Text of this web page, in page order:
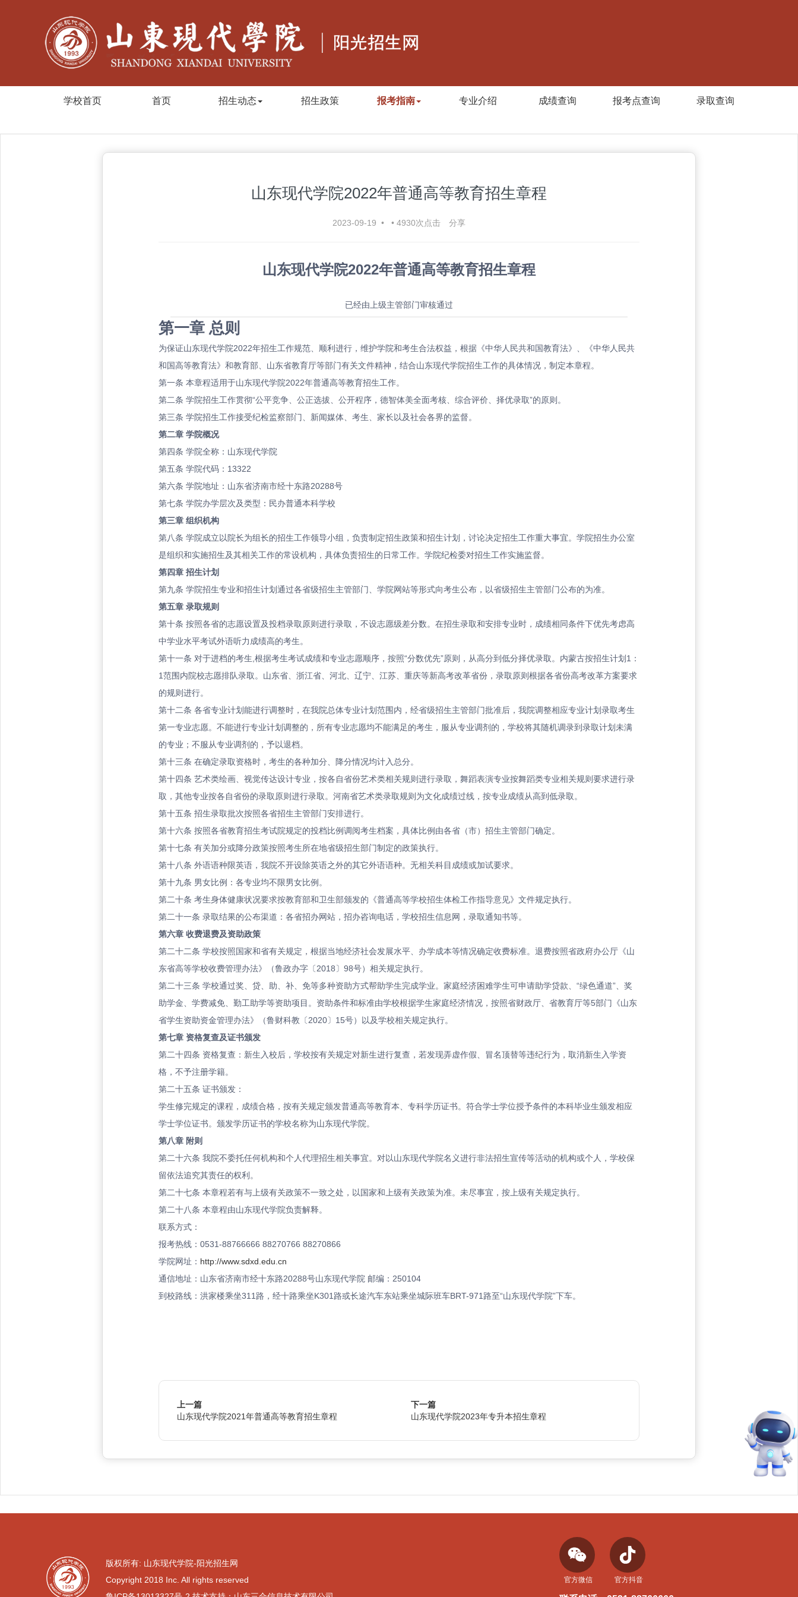
学校首页 首页 招生动态 招生政策 报考指南 专业介绍 成绩查询 报考点查询 录取查询
山东现代学院2022年普通高等教育招生章程
2023-09-19 • • 4930次点击 分享
山东现代学院2022年普通高等教育招生章程
已经由上级主管部门审核通过
第一章 总则
为保证山东现代学院2022年招生工作规范、顺利进行，维护学院和考生合法权益，根据《中华人民共和国教育法》、《中华人民共
和国高等教育法》和教育部、山东省教育厅等部门有关文件精神，结合山东现代学院招生工作的具体情况，制定本章程。
第一条 本章程适用于山东现代学院2022年普通高等教育招生工作。
第二条 学院招生工作贯彻“公平竞争、公正选拔、公开程序，德智体美全面考核、综合评价、择优录取”的原则。
第三条 学院招生工作接受纪检监察部门、新闻媒体、考生、家长以及社会各界的监督。
第二章 学院概况
第四条 学院全称：山东现代学院
第五条 学院代码：13322
第六条 学院地址：山东省济南市经十东路20288号
第七条 学院办学层次及类型：民办普通本科学校
第三章 组织机构
第八条 学院成立以院长为组长的招生工作领导小组，负责制定招生政策和招生计划，讨论决定招生工作重大事宜。学院招生办公室
是组织和实施招生及其相关工作的常设机构，具体负责招生的日常工作。学院纪检委对招生工作实施监督。
第四章 招生计划
第九条 学院招生专业和招生计划通过各省级招生主管部门、学院网站等形式向考生公布，以省级招生主管部门公布的为准。
第五章 录取规则
第十条 按照各省的志愿设置及投档录取原则进行录取，不设志愿级差分数。在招生录取和安排专业时，成绩相同条件下优先考虑高
中学业水平考试外语听力成绩高的考生。
第十一条 对于进档的考生,根据考生考试成绩和专业志愿顺序，按照“分数优先”原则，从高分到低分择优录取。内蒙古按招生计划1：
1范围内院校志愿排队录取。山东省、浙江省、河北、辽宁、江苏、重庆等新高考改革省份，录取原则根据各省份高考改革方案要求
的规则进行。
第十二条 各省专业计划能进行调整时，在我院总体专业计划范围内，经省级招生主管部门批准后，我院调整相应专业计划录取考生
第一专业志愿。不能进行专业计划调整的，所有专业志愿均不能满足的考生，服从专业调剂的，学校将其随机调录到录取计划未满
的专业；不服从专业调剂的，予以退档。
第十三条 在确定录取资格时，考生的各种加分、降分情况均计入总分。
第十四条 艺术类绘画、视觉传达设计专业，按各自省份艺术类相关规则进行录取，舞蹈表演专业按舞蹈类专业相关规则要求进行录
取，其他专业按各自省份的录取原则进行录取。河南省艺术类录取规则为文化成绩过线，按专业成绩从高到低录取。
第十五条 招生录取批次按照各省招生主管部门安排进行。
第十六条 按照各省教育招生考试院规定的投档比例调阅考生档案，具体比例由各省（市）招生主管部门确定。
第十七条 有关加分或降分政策按照考生所在地省级招生部门制定的政策执行。
第十八条 外语语种限英语，我院不开设除英语之外的其它外语语种。无相关科目成绩或加试要求。
第十九条 男女比例：各专业均不限男女比例。
第二十条 考生身体健康状况要求按教育部和卫生部颁发的《普通高等学校招生体检工作指导意见》文件规定执行。
第二十一条 录取结果的公布渠道：各省招办网站，招办咨询电话，学校招生信息网，录取通知书等。
第六章 收费退费及资助政策
第二十二条 学校按照国家和省有关规定，根据当地经济社会发展水平、办学成本等情况确定收费标准。退费按照省政府办公厅《山
东省高等学校收费管理办法》（鲁政办字〔2018〕98号）相关规定执行。
第二十三条 学校通过奖、贷、助、补、免等多种资助方式帮助学生完成学业。家庭经济困难学生可申请助学贷款、“绿色通道”、奖
助学金、学费减免、勤工助学等资助项目。资助条件和标准由学校根据学生家庭经济情况，按照省财政厅、省教育厅等5部门《山东
省学生资助资金管理办法》（鲁财科教〔2020〕15号）以及学校相关规定执行。
第七章 资格复查及证书颁发
第二十四条 资格复查：新生入校后，学校按有关规定对新生进行复查，若发现弄虚作假、冒名顶替等违纪行为，取消新生入学资
格，不予注册学籍。
第二十五条 证书颁发：
学生修完规定的课程，成绩合格，按有关规定颁发普通高等教育本、专科学历证书。符合学士学位授予条件的本科毕业生颁发相应
学士学位证书。颁发学历证书的学校名称为山东现代学院。
第八章 附则
第二十六条 我院不委托任何机构和个人代理招生相关事宜。对以山东现代学院名义进行非法招生宣传等活动的机构或个人，学校保
留依法追究其责任的权利。
第二十七条 本章程若有与上级有关政策不一致之处，以国家和上级有关政策为准。未尽事宜，按上级有关规定执行。
第二十八条 本章程由山东现代学院负责解释。
联系方式：
报考热线： 0531-88766666 88270766 88270866
学院网址： http://www.sdxd.edu.cn
通信地址：山东省济南市经十东路20288号山东现代学院 邮编：250104
到校路线：洪家楼乘坐311路，经十路乘坐K301路或长途汽车东站乘坐城际班车BRT-971路至“山东现代学院”下车。
上一篇
山东现代学院2021年普通高等教育招生章程
下一篇
山东现代学院2023年专升本招生章程
版权所有: 山东现代学院-阳光招生网
Copyright 2018 Inc. All rights reserved
官方微信 官方抖音